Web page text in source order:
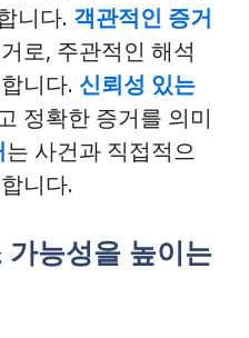
니다. 객관적인 증거
로, 주관적인 해석
니다. 신뢰성 있는
정확한 증거를 의미
는 사건과 직접적으
니다.
능성을 높이는